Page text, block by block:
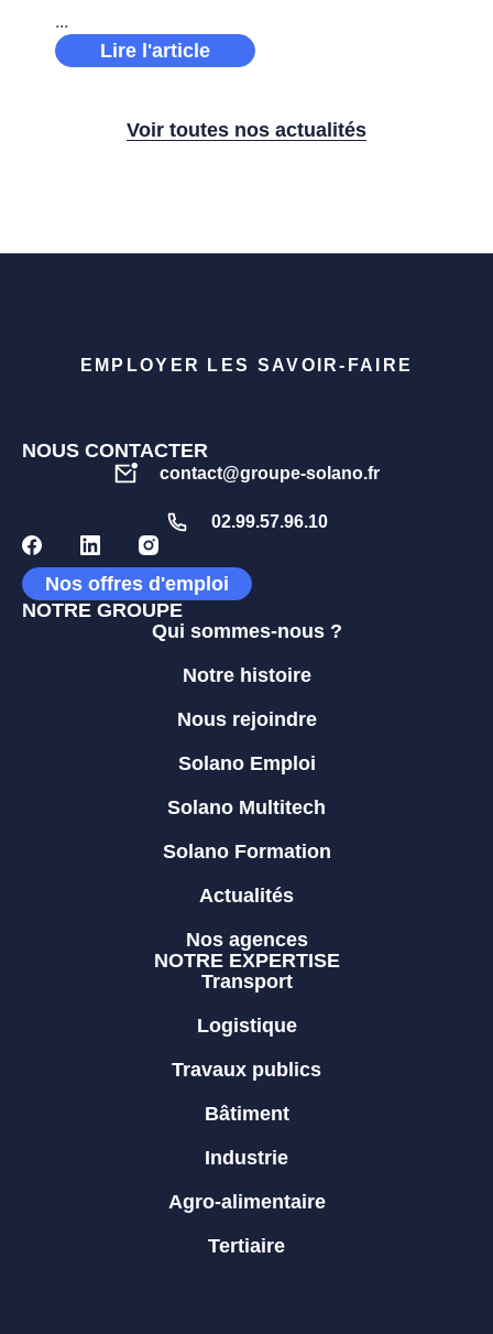
Lire l'article
Voir toutes nos actualités
EMPLOYER LES SAVOIR-FAIRE
NOUS CONTACTER
contact@groupe-solano.fr
02.99.57.96.10
Nos offres d'emploi
NOTRE GROUPE
Qui sommes-nous ?
Notre histoire
Nous rejoindre
Solano Emploi
Solano Multitech
Solano Formation
Actualités
Nos agences
NOTRE EXPERTISE
Transport
Logistique
Travaux publics
Bâtiment
Industrie
Agro-alimentaire
Tertiaire